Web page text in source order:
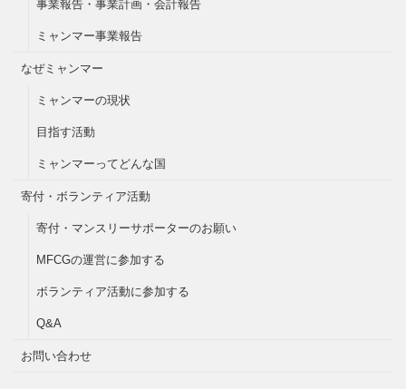
事業報告・事業計画・会計報告
ミャンマー事業報告
なぜミャンマー
ミャンマーの現状
目指す活動
ミャンマーってどんな国
寄付・ボランティア活動
寄付・マンスリーサポーターのお願い
MFCGの運営に参加する
ボランティア活動に参加する
Q&A
お問い合わせ